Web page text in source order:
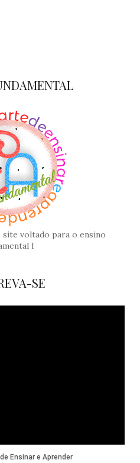
site voltado para o ensino
I
SE